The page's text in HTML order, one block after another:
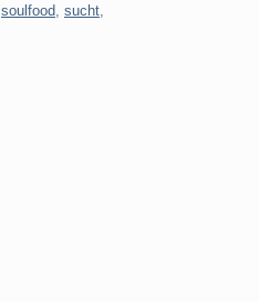
soulfood sucht